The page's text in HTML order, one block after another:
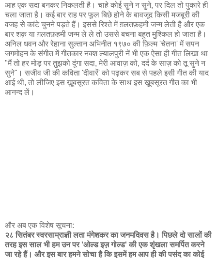
आह एक सदा बनकर निकलती है। चाहे कोई सुने न सुने, पर दिल तो पुकारे ही
चला जाता है। कई बार राह पर फूल बिछे होने के बावजूद किसी मजबूरी की
वजह से कांटे चुनने पड़ते हैं। इससे रिश्ते में ग़लतफ़हमी जन्म लेती है और एक
बार शक़ या ग़लतफ़हमी जन्म ले ले तो उससे बचना बहुत मुश्किल हो जाता है।
अनिल धवन और रेहाना सुल्तान अभिनीत १९७० की फ़िल्म 'चेतना' में सपन
जगमोहन के संगीत में गीतकार नक्श ल्यालपुरी नें भी एक ऐसा ही गीत लिखा था
"मैं तो हर मोड़ पर तुझको दूंगा सदा, मेरी आवाज़ को, दर्द के साज़ को तू सुने न
सुने"। सजीव जी की कविता 'दीवारें' को पढ़कर सब से पहले इसी गीत की याद
आई थी, तो लीजिए इस ख़ूबसूरत कविता के साथ इस ख़ूबसूरत गीत का भी
आनन्द लें।
और अब एक विशेष सूचना:
२८ सितंबर स्वरसाम्राज्ञी लता मंगेशकर का जनमदिवस है। पिछले दो सालों की
तरह इस साल भी हम उन पर 'ओल्ड इज़ गोल्ड' की एक शृंखला समर्पित करने
जा रहे हैं। और इस बार हमने सोचा है कि इसमें हम आप ही की पसंद का कोई